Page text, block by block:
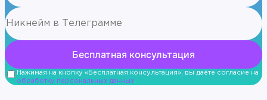
Нажимая на кнопку «Бесплатная консультация», вы даёте согласие на
обработку персональных данных